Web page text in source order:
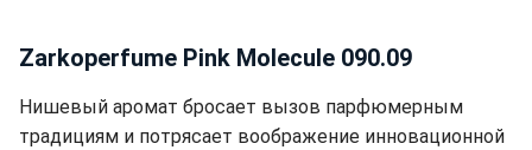
Zarkoperfume Pink Molecule 090.09
Нишевый аромат бросает вызов парфюмерным
традициям и потрясает воображение инновационной